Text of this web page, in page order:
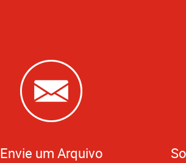
Envie um Arquivo